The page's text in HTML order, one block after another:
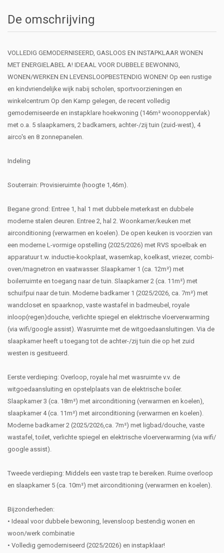
De omschrijving
VOLLEDIG GEMODERNISEERD, GASLOOS EN INSTAPKLAAR WONEN
MET ENERGIELABEL A! IDEAAL VOOR DUBBELE BEWONING,
WONEN/WERKEN EN LEVENSLOOPBESTENDIG WONEN! Op een rustige
en kindvriendelijke wijk nabij scholen, sportvoorzieningen en
winkelcentrum Op den Kamp gelegen, de recent volledig
gemoderniseerde en instapklare hoekwoning (146m² woonoppervlak)
met o.a. 5 slaapkamers, 2 badkamers, achter-/zij tuin (zuid-west), 4
airco's en 8 zonnepanelen.
Indeling
Souterrain: Provisieruimte (hoogte 1,46m).
Begane grond: Entree 1, hal 1 met dubbele meterkast en dubbele
moderne stalen deuren. Entree 2, hal 2. Woonkamer/keuken met
airconditioning (verwarmen en koelen). De open keuken is voorzien van
een moderne L-vormige opstelling (2025/2026) met RVS spoelbak en
apparatuur t.w. inductie-kookplaat, wasemkap, koelkast, vriezer, combi-
oven/magnetron en vaatwasser. Slaapkamer 1 (ca. 12m²) met
boilerruimte en toegang naar de tuin. Slaapkamer 2 (ca. 11m²) met
schuifpui naar de tuin. Moderne badkamer 1 (2025/2026, ca. 7m²) met
wandcloset en spaarknop, vaste wastafel in badmeubel, royale
inloop(regen)douche, verlichte spiegel en elektrische vloerverwarming
(via wifi/google assist). Wasruimte met de witgoedaansluitingen. Via de
slaapkamer heeft u toegang tot de achter-/zij tuin die op het zuid
westen is gesitueerd.
Eerste verdieping: Overloop, royale hal met wasruimte v.v. de
witgoedaansluiting en opstelplaats van de elektrische boiler.
Slaapkamer 3 (ca. 18m²) met airconditioning (verwarmen en koelen),
slaapkamer 4 (ca. 11m²) met airconditioning (verwarmen en koelen).
Moderne badkamer 2 (2025/2026,ca. 7m²) met ligbad/douche, vaste
wastafel, toilet, verlichte spiegel en elektrische vloerverwarming (via wifi/
google assist).
Tweede verdieping: Middels een vaste trap te bereiken. Ruime overloop
en slaapkamer 5 (ca. 10m²) met airconditioning (verwarmen en koelen).
Bijzonderheden:
• Ideaal voor dubbele bewoning, levensloop bestendig wonen en
woon/werk combinatie
• Volledig gemoderniseerd (2025/2026) en instapklaar!